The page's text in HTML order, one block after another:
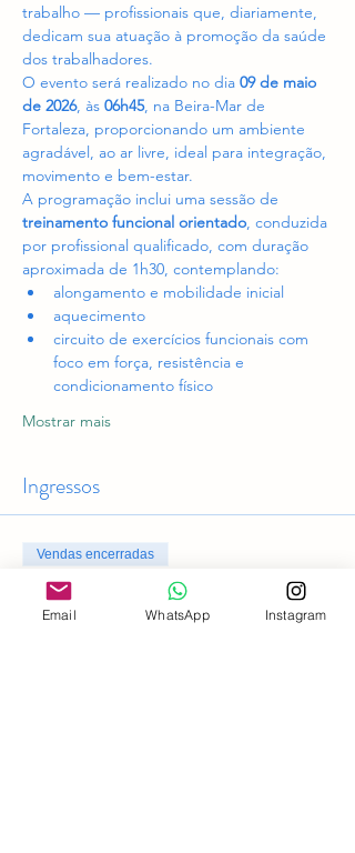
trabalho — profissionais que, diariamente,
dedicam sua atuação à promoção da saúde
dos trabalhadores.
O evento será realizado no dia 09 de maio
de 2026, às 06h45, na Beira-Mar de
Fortaleza, proporcionando um ambiente
agradável, ao ar livre, ideal para integração,
movimento e bem-estar.
A programação inclui uma sessão de
treinamento funcional orientado, conduzida
por profissional qualificado, com duração
aproximada de 1h30, contemplando:
alongamento e mobilidade inicial
aquecimento
circuito de exercícios funcionais com
foco em força, resistência e
condicionamento físico
Mostrar mais
Ingressos
Vendas encerradas
Tipo de ingresso
Acesso geral
Email WhatsApp Instagram